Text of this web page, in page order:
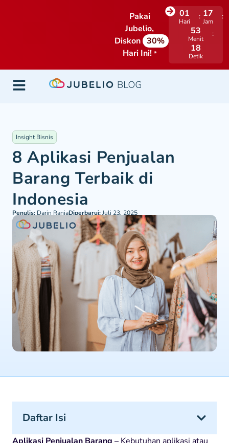
Pakai
Jubelio,
Diskon 30%
Hari Ini! *
01
Hari
17
Jam
53
Menit
18
Detik
Insight Bisnis
8 Aplikasi Penjualan
Barang Terbaik di
Indonesia
Penulis: Darin RaniaDiperbarui:Juli 23, 2025
Daftar Isi